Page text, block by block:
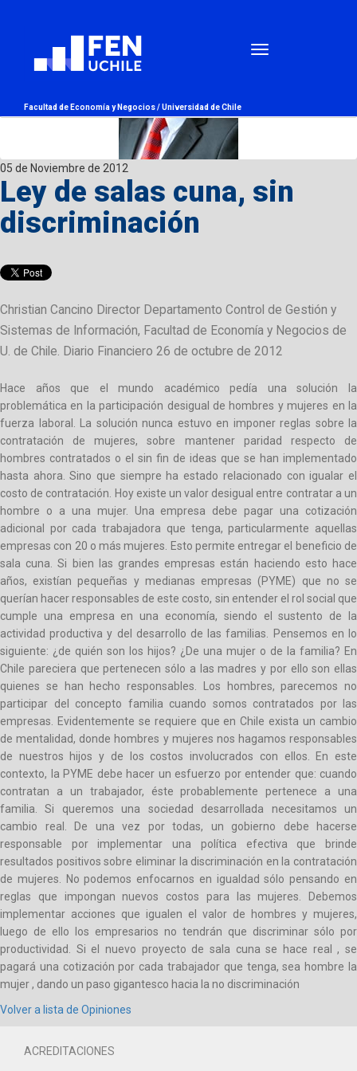
Facultad de Economía y Negocios /Universidad de Chile
05 de Noviembre de 2012
Ley de salas cuna, sin
discriminación
Christian Cancino Director Departamento Control de Gestión y
Sistemas de Información, Facultad de Economía y Negocios de
U. de Chile. Diario Financiero 26 de octubre de 2012
Hace años que el mundo académico pedía una solución la
problemática en la participación desigual de hombres y mujeres en la
fuerza laboral. La solución nunca estuvo en imponer reglas sobre la
contratación de mujeres, sobre mantener paridad respecto de
hombres contratados o el sin fin de ideas que se han implementado
hasta ahora. Sino que siempre ha estado relacionado con igualar el
costo de contratación. Hoy existe un valor desigual entre contratar a un
hombre o a una mujer. Una empresa debe pagar una cotización
adicional por cada trabajadora que tenga, particularmente aquellas
empresas con 20 o más mujeres. Esto permite entregar el beneficio de
sala cuna. Si bien las grandes empresas están haciendo esto hace
años, existían pequeñas y medianas empresas (PYME) que no se
querían hacer responsables de este costo, sin entender el rol social que
cumple una empresa en una economía, siendo el sustento de la
actividad productiva y del desarrollo de las familias. Pensemos en lo
siguiente: ¿de quién son los hijos? ¿De una mujer o de la familia? En
Chile pareciera que pertenecen sólo a las madres y por ello son ellas
quienes se han hecho responsables. Los hombres, parecemos no
participar del concepto familia cuando somos contratados por las
empresas. Evidentemente se requiere que en Chile exista un cambio
de mentalidad, donde hombres y mujeres nos hagamos responsables
de nuestros hijos y de los costos involucrados con ellos. En este
contexto, la PYME debe hacer un esfuerzo por entender que: cuando
contratan a un trabajador, éste probablemente pertenece a una
familia. Si queremos una sociedad desarrollada necesitamos un
cambio real. De una vez por todas, un gobierno debe hacerse
responsable por implementar una política efectiva que brinde
resultados positivos sobre eliminar la discriminación en la contratación
de mujeres. No podemos enfocarnos en igualdad sólo pensando en
reglas que impongan nuevos costos para las mujeres. Debemos
implementar acciones que igualen el valor de hombres y mujeres,
luego de ello los empresarios no tendrán que discriminar sólo por
productividad. Si el nuevo proyecto de sala cuna se hace real , se
pagará una cotización por cada trabajador que tenga, sea hombre la
mujer , dando un paso gigantesco hacia la no discriminación
Volver a lista de Opiniones
ACREDITACIONES